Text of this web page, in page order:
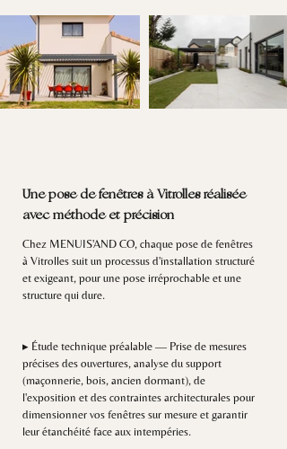
Une pose de fenêtres à Vitrolles réalisée
avec méthode et précision
Chez MENUIS'AND CO, chaque pose de fenêtres
à Vitrolles suit un processus d'installation structuré
et exigeant, pour une pose irréprochable et une
structure qui dure.
▸ Étude technique préalable — Prise de mesures
précises des ouvertures, analyse du support
(maçonnerie, bois, ancien dormant), de
l'exposition et des contraintes architecturales pour
dimensionner vos fenêtres sur mesure et garantir
leur étanchéité face aux intempéries.